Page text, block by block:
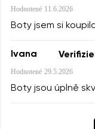
Hodnotené 11.6.2026
Boty jsem si
Ivana
Hodnotené 29.5.2026
Boty jsou úplně